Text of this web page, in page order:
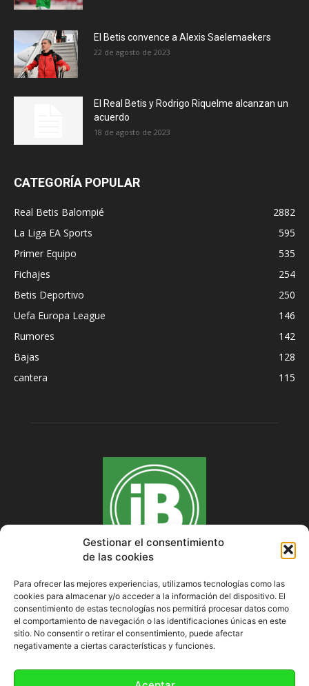
Gestionar el consentimiento
de las cookies
Para ofrecer las mejores experiencias, utilizamos tecnologías como las
cookies para almacenar y/o acceder a la información del dispositivo. El
consentimiento de estas tecnologías nos permitirá procesar datos como
el comportamiento de navegación o las identificaciones únicas en este
sitio. No consentir o retirar el consentimiento, puede afectar
negativamente a ciertas características y funciones.
El Betis convence a Alexis Saelemaekers
22 de agosto de 2023
El Real Betis y Rodrigo Riquelme alcanzan un
acuerdo
18 de agosto de 2023
CATEGORÍA POPULAR
Real Betis Balompié
2882
La Liga EA Sports
595
Primer Equipo
535
Fichajes
254
Betis Deportivo
250
Uefa Europa League
146
Rumores
142
Bajas
128
cantera
115
SOBRE NOSOTROS